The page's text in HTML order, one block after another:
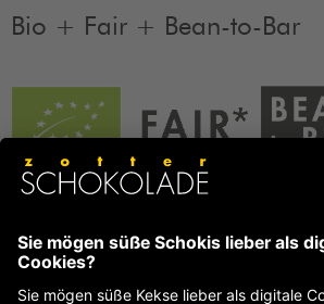
Bio + Fair + Bean-to-Bar
Informationen